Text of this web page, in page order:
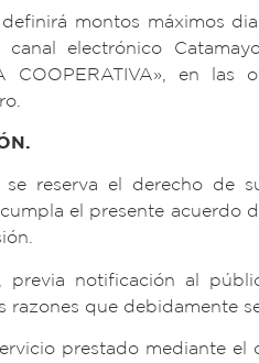
definirá montos máximos
electrónico
COOPERATIVA», en las
se reserva el derecho de
el presente acuerdo
previa notificación al
razones que debidamente
prestado mediante el